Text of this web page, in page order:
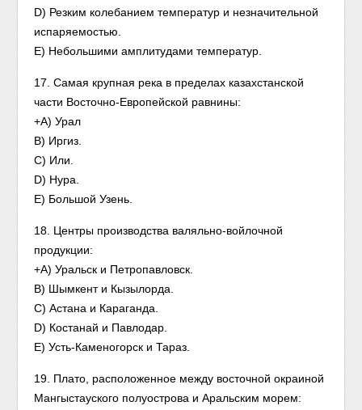
D) Резким колебанием температур и незначительной
испаряемостью.
E) Небольшими амплитудами температур.
17. Самая крупная река в пределах казахстанской
части Восточно-Европейской равнины:
+A) Урал
B) Иргиз.
C) Или.
D) Нура.
E) Большой Узень.
18. Центры производства валяльно-войлочной
продукции:
+A) Уральск и Петропавловск.
B) Шымкент и Кызылорда.
C) Астана и Караганда.
D) Костанай и Павлодар.
E) Усть-Каменогорск и Тараз.
19. Плато, расположенное между восточной окраиной
Мангыстауского полуострова и Аральским морем: